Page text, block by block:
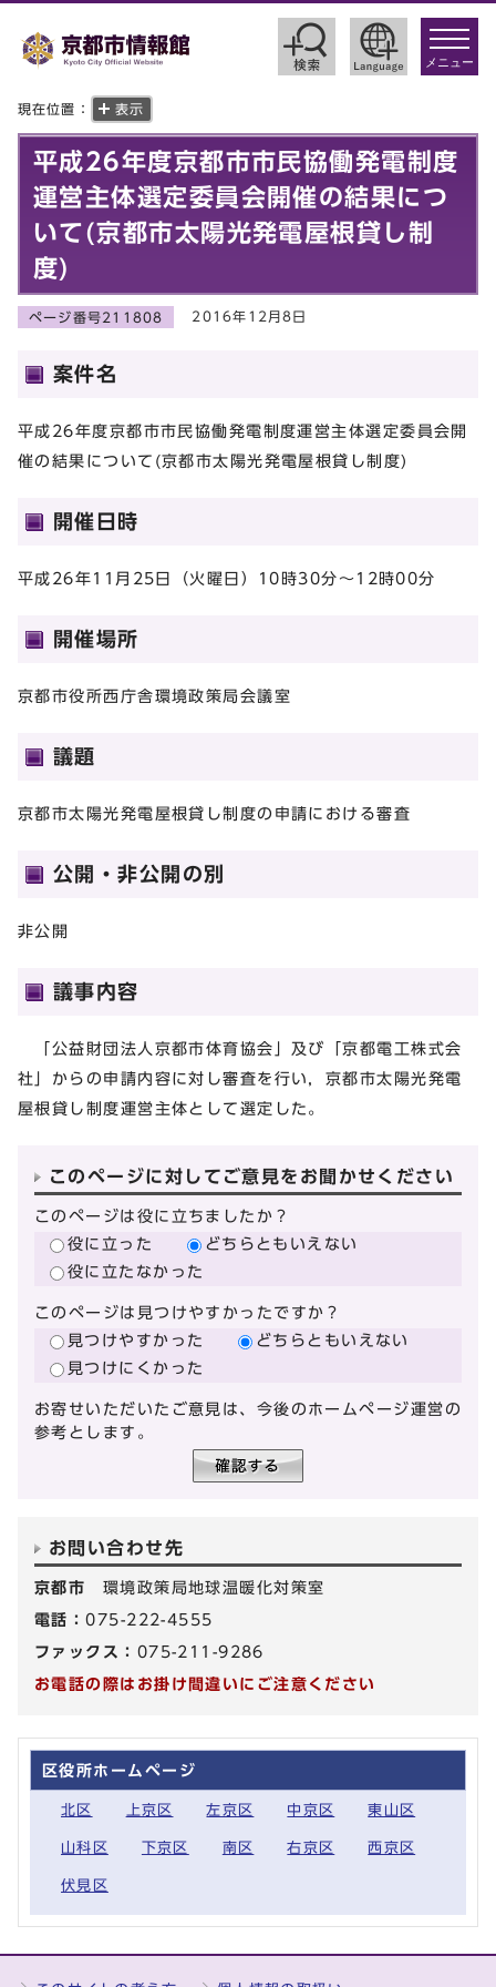
toggle
メニュー
現在位置： 表示
平成26年度京都市市民協働発電制度
運営主体選定委員会開催の結果につ
いて(京都市太陽光発電屋根貸し制
度)
ページ番号211808 2016年12月8日
案件名
平成26年度京都市市民協働発電制度運営主体選定委員会開
催の結果について(京都市太陽光発電屋根貸し制度)
開催日時
平成26年11月25日（火曜日）10時30分～12時00分
開催場所
京都市役所西庁舎環境政策局会議室
議題
京都市太陽光発電屋根貸し制度の申請における審査
公開・非公開の別
非公開
議事内容
「公益財団法人京都市体育協会」及び「京都電工株式会
社」からの申請内容に対し審査を行い，京都市太陽光発電
屋根貸し制度運営主体として選定した。
このページに対してご意見をお聞かせください
このページは役に立ちましたか？
役に立った
どちらともいえない
役に立たなかった
このページは見つけやすかったですか？
見つけやすかった
どちらともいえない
見つけにくかった
お寄せいただいたご意見は、今後のホームページ運営の
参考とします。
お問い合わせ先
京都市 環境政策局地球温暖化対策室
電話：075-222-4555
ファックス： 075-211-9286
お電話の際はお掛け間違いにご注意ください
区役所ホームページ
北区 上京区 左京区 中京区 東山区
山科区 下京区 南区 右京区 西京区
伏見区